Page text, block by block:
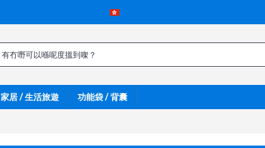
家居 / 生活旅遊 功能袋 / 背囊